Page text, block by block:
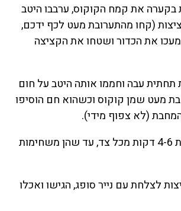
בקערה את קמח הקוקוס, ערבבו היטב
(קחו מהתערובת מעט לכף ידכם,
את הכדור ושטחו את הקציצה
תחתית עבה וחממו אותה היטב על חום
מעט שמן קוקוס וכשהוא חם הוסיפו
(לא צפוף מידי).
5 טגנו את הקציצות 4-6 דקות מכל צד, עד שהן משחימות
לצלחת עם נייר סופג, הגישו ואכלו